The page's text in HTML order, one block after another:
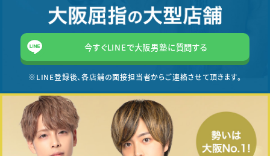
今すぐLINEで大阪男塾に質問する
※LINE登録後、各店舗の面接担当者からご連絡させて頂きます。